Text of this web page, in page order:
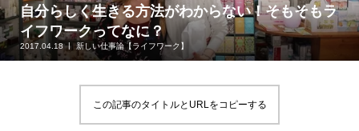
自分らしく生きる方法がわからない！そもそもラ
イフワークってなに？
2017.04.18 新しい仕事論【ライフワーク】
この記事のタイトルとURLをコピーする